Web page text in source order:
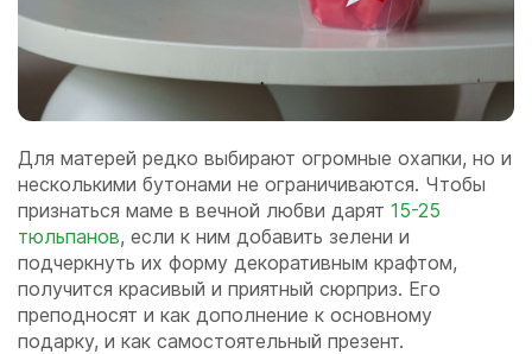
Для матерей редко выбирают огромные охапки, но и
несколькими бутонами не ограничиваются. Чтобы
признаться маме в вечной любви дарят 15-25
тюльпанов, если к ним добавить зелени и
подчеркнуть их форму декоративным крафтом,
получится красивый и приятный сюрприз. Его
преподносят и как дополнение к основному
подарку, и как самостоятельный презент.